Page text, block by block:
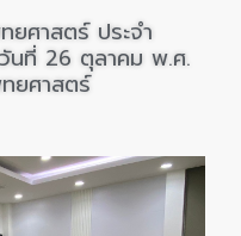
ยศาสตร์ ประจำ
นที่ 26 ตุลาคม พ.ศ.
ยศาสตร์